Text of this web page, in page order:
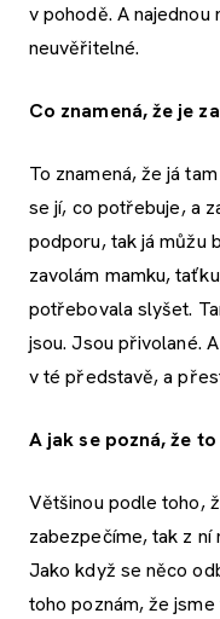
v pohodě. A najednou
neuvěřitelné.
Co znamená, že je
To znamená, že já
se jí, co potřebuje, a
podporu, tak já můžu
zavolám mamku,
potřebovala slyšet.
jsou. Jsou přivolané.
v té představě, a
A jak se pozná, že
Většinou podle toho,
zabezpečíme, tak z ní
Jako když se něco
toho poznám, že